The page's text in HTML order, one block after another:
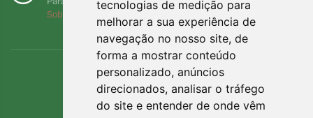
tecnologias de medição para
melhorar a sua experiência de
navegação no nosso site, de
forma a mostrar conteúdo
personalizado, anúncios
direcionados, analisar o tráfego
do site e entender de onde vêm
Sobre nós